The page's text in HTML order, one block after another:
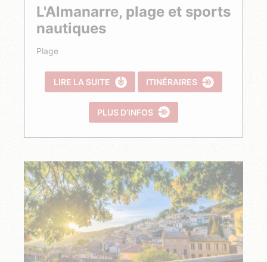
L'Almanarre, plage et sports
nautiques
Plage
LIRE LA SUITE ITINÉRAIRES
PLUS D’INFOS